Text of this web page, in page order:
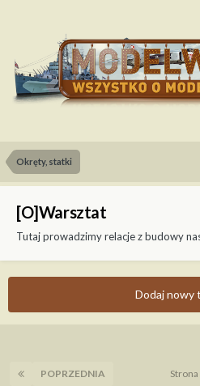
Okręty, statki
[O]Warsztat
Tutaj prowadzimy relacje z budowy
Dodaj nowy
POPRZEDNIA Strona